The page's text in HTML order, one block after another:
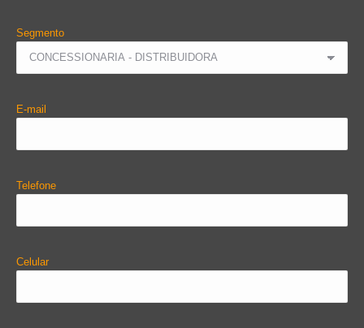
Segmento
E-mail
Telefone
Celular